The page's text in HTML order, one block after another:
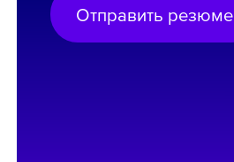
Отправить резюме